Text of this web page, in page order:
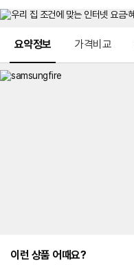
요약정보 가격비교
이런 상품 어때요?